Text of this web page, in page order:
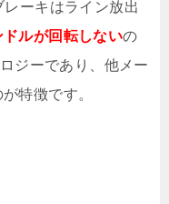
ーキはライン放出
ドルが回転しないの
ジーであり、他メー
特徴です。